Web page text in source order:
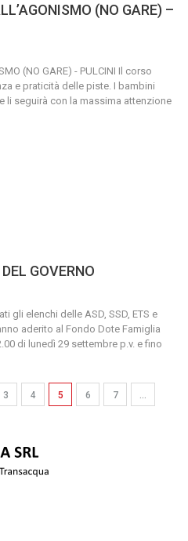
(NO GARE) –
(NO GARE) - PULCINI Il corso
e praticità delle piste. I bambini
li seguirà con la massima attenzione
GOVERNO
gli elenchi delle ASD, SSD, ETS e
aderito al Fondo Dote Famiglia
di lunedì 29 settembre p.v. e fino
3 4 5 6 7 …